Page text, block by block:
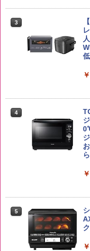
3
3
3
4
5